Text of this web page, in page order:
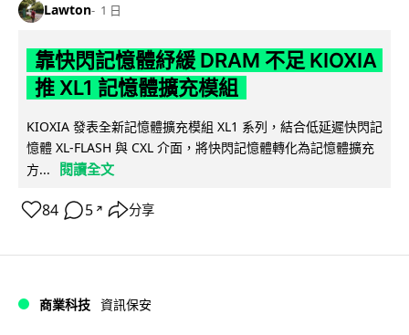
Lawton 1 日
靠快閃記憶體紓緩 DRAM 不足 KIOXIA
推 XL1 記憶體擴充模組
KIOXIA 發表全新記憶體擴充模組 XL1 系列，結合低延遲快閃記
憶體 XL-FLASH 與 CXL 介面，將快閃記憶體轉化為記憶體擴充
方...
閱讀全文
84 5 ↗ 分享
商業科技 資訊保安